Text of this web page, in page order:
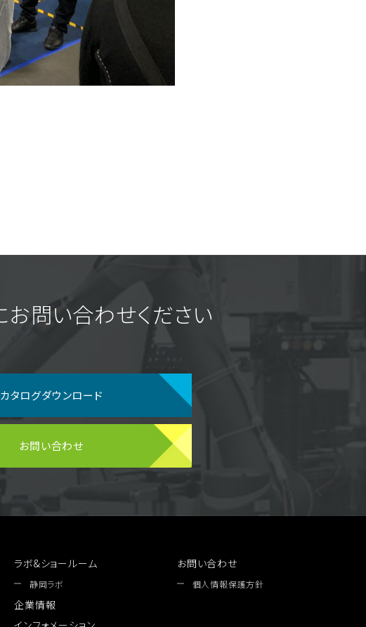
お問い合わせください
カタログダウンロード
お問い合わせ
ラボ&ショールーム
静岡ラボ
企業情報
お問い合わせ
個人情報保護方針